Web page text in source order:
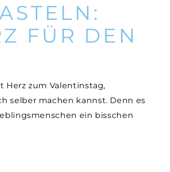
FÜR DEN
Herz zum Valentinstag,
selber machen kannst. Denn es
ein bisschen